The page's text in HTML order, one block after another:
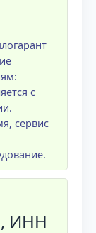
с
сервис
ИНН